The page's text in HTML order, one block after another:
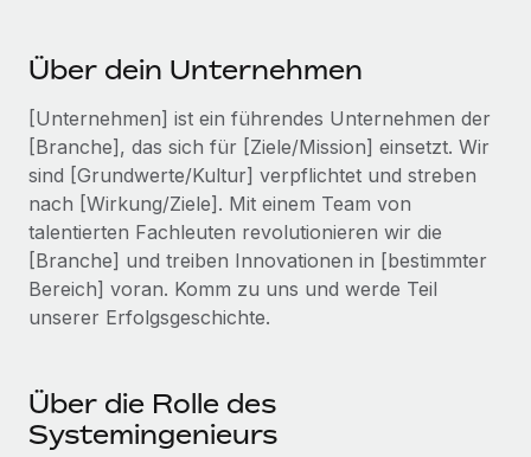
DIENSTLEISTUNGEN
Frag unsere Expert:innen
Hilfe von Expert:innen für globale HR & Compliance
Background-Checks
Einfacheres Bewerber:innen-Screening
Compliance Watchtower
Lückenlose Compliance
Globale Bereitstellung und Verfolgung von IT-
Geräten
Beratung zu Integrationen und KI-Automatisierung
FALLSTUDIEN
So hat der KI-Vorreiter Weaviate sein Team mit
Remote um 120 % vergrößert
Weaviate auf einen Blick Weaviate entwickelt KI-basierte
Mehr erfahren
Informationen zu Gehältern und Qualifikationen
Insights Center
Hol dir Unterstützung
Alle Ressourcen anzeigen
EOR und PEO
Contractor Management
Über dein Unternehmen
[Unternehmen] ist ein führendes Unternehmen der
[Branche], das sich für [Ziele/Mission] einsetzt. Wir
sind [Grundwerte/Kultur] verpflichtet und streben
nach [Wirkung/Ziele]. Mit einem Team von
talentierten Fachleuten revolutionieren wir die
[Branche] und treiben Innovationen in [bestimmter
Bereich] voran. Komm zu uns und werde Teil
unserer Erfolgsgeschichte.
Über die Rolle des
Systemingenieurs